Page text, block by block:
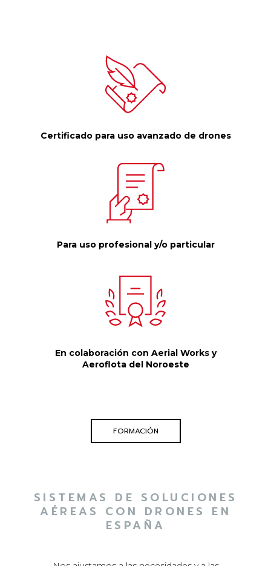
Certificado para uso avanzado de drones
Para uso profesional y/o particular
En colaboración con Aerial Works y
Aeroflota del Noroeste
FORMACIÓN
SISTEMAS DE SOLUCIONES
AÉREAS CON DRONES EN
ESPAÑA